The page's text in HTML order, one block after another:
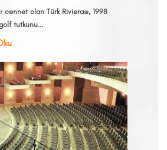
olan Türk Rivierası, 1998
tutkunu...